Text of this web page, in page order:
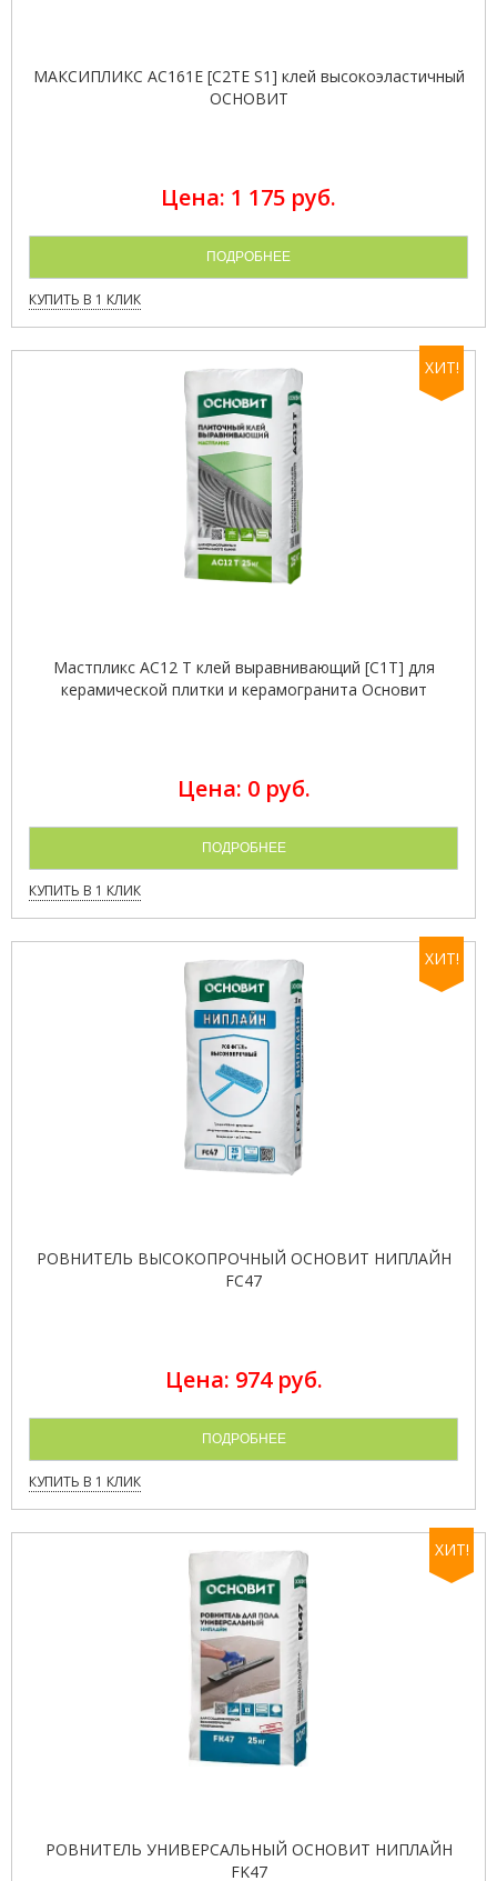
МАКСИПЛИКС AC161Е [C2TE S1] клей высокоэластичный
ОСНОВИТ
Цена: 1 175 руб.
ПОДРОБНЕЕ
КУПИТЬ В 1 КЛИК
ХИТ!
Мастпликс AC12 T клей выравнивающий [C1T] для
керамической плитки и керамогранита Основит
Цена: 0 руб.
ПОДРОБНЕЕ
КУПИТЬ В 1 КЛИК
ХИТ!
РОВНИТЕЛЬ ВЫСОКОПРОЧНЫЙ ОСНОВИТ НИПЛАЙН
FC47
Цена: 974 руб.
ПОДРОБНЕЕ
КУПИТЬ В 1 КЛИК
ХИТ!
РОВНИТЕЛЬ УНИВЕРСАЛЬНЫЙ ОСНОВИТ НИПЛАЙН
FK47